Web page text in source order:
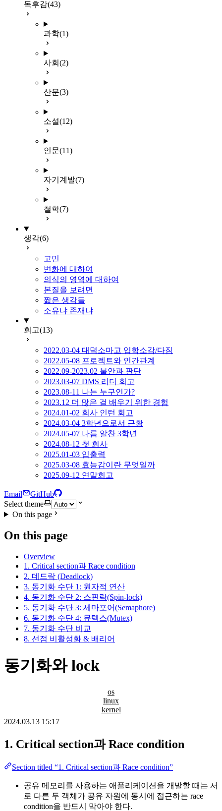
독후감(43)
과학(1)
사회 (2)
산문(3)
소설(12)
인문(11)
자기계발(7)
철학(7)
생각(6)
고민
변화에 대하여
의식의 영역에 대하여
본질을 보려면
짧은 생각들
소유냐 존재냐
회고(13)
2022.03-04 대덕소마고 입학소감/다짐
2022.05-08 프로젝트와 인간관계
2022.09-2023.02 불안과 판단
2023.03-07 DMS 리더 회고
2023.08-11 나는 누구인가?
2023.12 더 많은 걸 배우기 위한 경험
2024.01-02 회사 인턴 회고
2024.03-04 3학년으로서 근황
2024.05-07 나름 알찬 3학년
2024.08-12 첫 회사
2025.01-03 입출력
2025.03-08 효능감이란 무엇일까
2025.09-12 연말회고
Email
GitHub
Select theme
On this page
On this page
Overview
1. Critical section과 Race condition
2. 데드락 (Deadlock)
3. 동기화 수단 1: 원자적 연산
4. 동기화 수단 2: 스핀락(Spin-lock)
5. 동기화 수단 3: 세마포어(Semaphore)
6. 동기화 수단 4: 뮤텍스(Mutex)
7. 동기화 수단 비교
8. 선점 비활성화 & 배리어
동기화와 lock
os
linux
kernel
2024.03.13 15:17
1. Critical section과 Race condition
Section titled “1. Critical section과 Race condition”
공유 메모리를 사용하는 애플리케이션을 개발할 때는 서
로 다른 두 객체가 공유 자원에 동시에 접근하는 race
condition을 반드시 막아야 한다.